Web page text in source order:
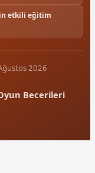
etkili eğitim
2026
Becerileri